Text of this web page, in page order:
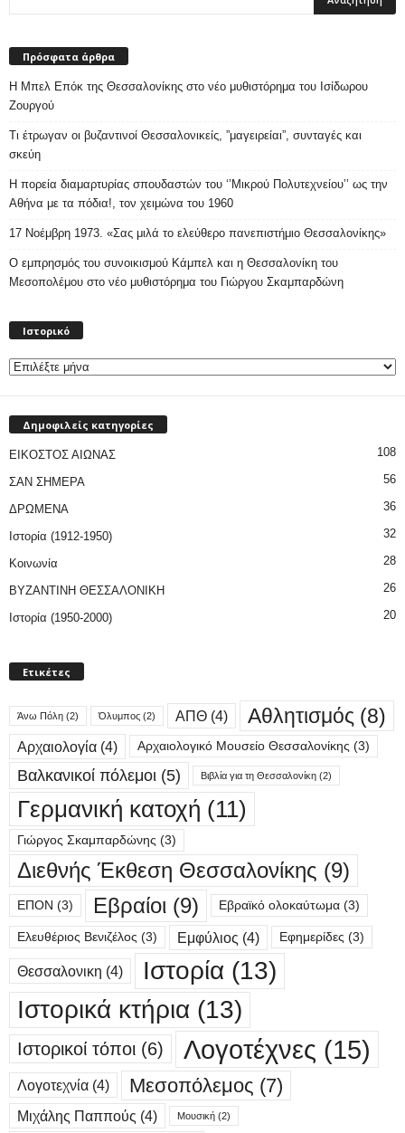
Πρόσφατα άρθρα
Η Μπελ Επόκ της Θεσσαλονίκης στο νέο μυθιστόρημα του Ισίδωρου
Ζουργού
Τι έτρωγαν οι βυζαντινοί Θεσσαλονικείς, ”μαγειρείαι”, συνταγές και
σκεύη
Η πορεία διαμαρτυρίας σπουδαστών του ‘’Μικρού Πολυτεχνείου’’ ως την
Αθήνα με τα πόδια!, τον χειμώνα του 1960
17 Νοέμβρη 1973. «Σας μιλά το ελεύθερο πανεπιστήμιο Θεσσαλονίκης»
Ο εμπρησμός του συνοικισμού Κάμπελ και η Θεσσαλονίκη του
Μεσοπολέμου στο νέο μυθιστόρημα του Γιώργου Σκαμπαρδώνη
Ιστορικό
Δημοφιλείς κατηγορίες
ΕΙΚΟΣΤΟΣ ΑΙΩΝΑΣ 108
ΣΑΝ ΣΗΜΕΡΑ 56
ΔΡΩΜΕΝΑ 36
Ιστορία (1912-1950) 32
Κοινωνία 28
ΒΥΖΑΝΤΙΝΗ ΘΕΣΣΑΛΟΝΙΚΗ 26
Ιστορία (1950-2000) 20
Ετικέτες
Άνω Πόλη (2) Όλυμπος (2) ΑΠΘ (4) Αθλητισμός (8)
Αρχαιολογία (4) Αρχαιολογικό Μουσείο Θεσσαλονίκης (3)
Βαλκανικοί πόλεμοι (5) Βιβλία για τη Θεσσαλονίκη (2)
Γερμανική κατοχή (11)
Γιώργος Σκαμπαρδώνης (3)
Διεθνής Έκθεση Θεσσαλονίκης (9)
ΕΠΟΝ (3) Εβραίοι (9) Εβραϊκό ολοκαύτωμα (3)
Ελευθέριος Βενιζέλος (3) Εμφύλιος (4) Εφημερίδες (3)
Θεσσαλονικη (4) Ιστορία (13)
Ιστορικά κτήρια (13)
Ιστορικοί τόποι (6) Λογοτέχνες (15)
Λογοτεχνία (4) Μεσοπόλεμος (7)
Μιχάλης Παππούς (4) Μουσική (2)